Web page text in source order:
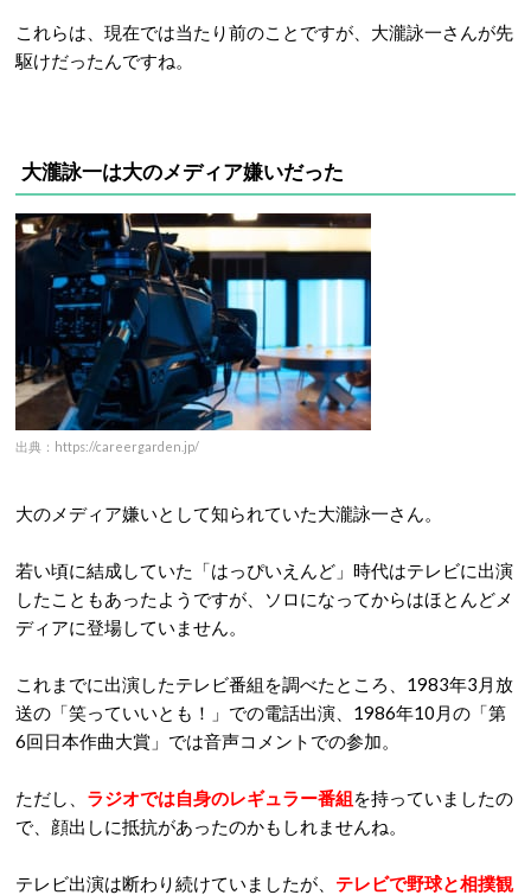
これらは、現在では当たり前のことですが、大瀧詠一さんが先
駆けだったんですね。
大瀧詠一は大のメディア嫌いだった
出典：https://careergarden.jp/
大のメディア嫌いとして知られていた大瀧詠一さん。
若い頃に結成していた「はっぴいえんど」時代はテレビに出演
したこともあったようですが、ソロになってからはほとんどメ
ディアに登場していません。
これまでに出演したテレビ番組を調べたところ、1983年3月放
送の「笑っていいとも！」での電話出演、1986年10月の「第
6回日本作曲大賞」では音声コメントでの参加。
ただし、 ラジオでは自身のレギュラー番組を持っていましたの
で、顔出しに抵抗があったのかもしれませんね。
テレビ出演は断わり続けていましたが、 テレビで野球と相撲観